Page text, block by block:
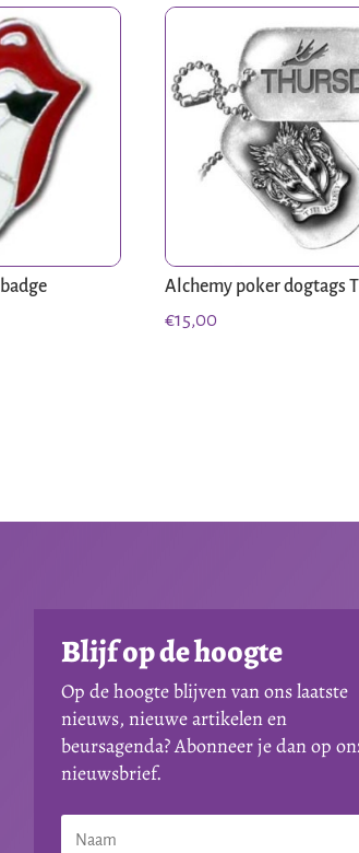
Alchemy poker dogtags
€15,00
Blijf op de hoogte
Op de hoogte blijven van ons laatste
nieuws, nieuwe artikelen en
beursagenda? Abonneer je dan op
nieuwsbrief.